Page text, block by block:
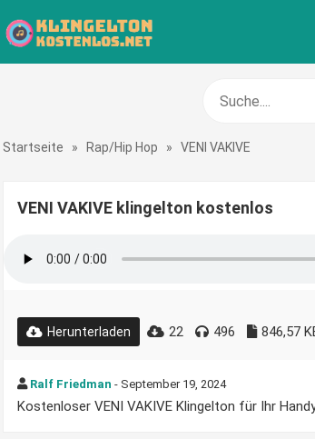
Startseite » Rap/Hip Hop » VENI VAKIVE
VENI VAKIVE klingelton kostenlos
Herunterladen 22 496 846,57
Ralf Friedman - September 19, 2024
Kostenloser VENI VAKIVE Klingelton für Ihr